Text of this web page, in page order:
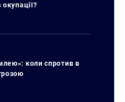
окупації?
коли спротив в